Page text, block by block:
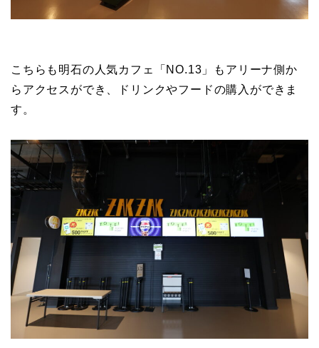
こちらも明石の人気カフェ「NO.13」もアリーナ側か
らアクセスができ、ドリンクやフードの購入ができま
す。